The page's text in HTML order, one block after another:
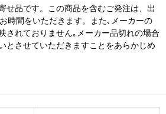
せ品です。この商品を含むご発注は、出
時間をいただきます。また､メーカーの
されておりません｡メーカー品切れの場合
とさせていただきますことをあらかじめ